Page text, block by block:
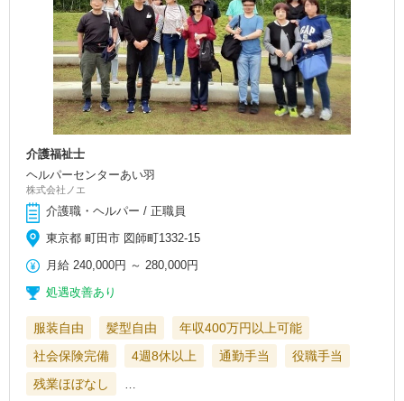
介護福祉士
ヘルパーセンターあい羽
株式会社ノエ
介護職・ヘルパー / 正職員
東京都 町田市 図師町1332-15
月給 240,000円 ～280,000円
処遇改善あり
服装自由 髪型自由
年収400万円以上可能
社会保険完備
4週8休以上 通勤手当
役職手当
残業ほぼなし
…